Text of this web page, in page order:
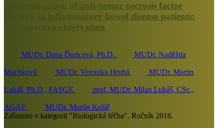
Discontinuation of anti-tumor necrosis factor
therapy in inflammatory bowel disease patients:
a prospective observation
MUDr. Dana Ďuricová, Ph.D. MUDr. Naděžda
Machková MUDr. Veronika Hrubá MUDr. Martin
Lukáš, Ph.D., FASGE prof. MUDr. Milan Lukáš, CSc.,
AGAF
MUDr. Martin Kolář
Zařazeno v kategorii "Biologická léčba". Ročník 2016.